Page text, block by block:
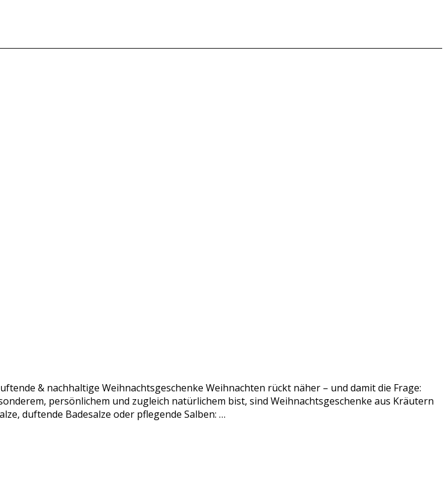
& nachhaltige Weihnachtsgeschenke Weihnachten rückt näher – und damit die Frage:
persönlichem und zugleich natürlichem bist, sind Weihnachtsgeschenke aus Kräutern
duftende Badesalze oder pflegende Salben: …